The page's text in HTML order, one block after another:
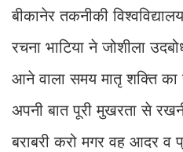
बीकानेर तकनीकी
रचना भाटिया ने जोशीला
आने वाला समय मातृ शक्ति
अपनी बात पूरी मुखरता से
बराबरी करो मगर वह आदर व